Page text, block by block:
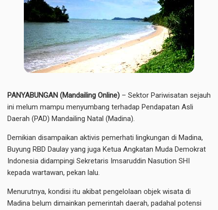
PANYABUNGAN (Mandailing Online) – Sektor Pariwisatan sejauh
ini melum mampu menyumbang terhadap Pendapatan Asli
Daerah (PAD) Mandailing Natal (Madina).
Demikian disampaikan aktivis pemerhati lingkungan di Madina,
Buyung RBD Daulay yang juga Ketua Angkatan Muda Demokrat
Indonesia didampingi Sekretaris Imsaruddin Nasution SHI
kepada wartawan, pekan lalu.
Menurutnya, kondisi itu akibat pengelolaan objek wisata di
Madina belum dimainkan pemerintah daerah, padahal potensi